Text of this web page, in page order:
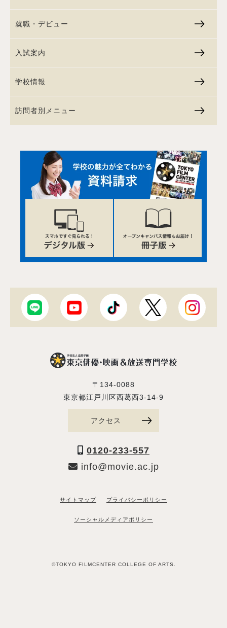
就職・デビュー
入試案内
学校情報
訪問者別メニュー
〒134-0088
東京都江戸川区西葛西3-14-9
アクセス
0120-233-557
info@movie.ac.jp
サイトマップ プライバシーポリシー
ソーシャルメディアポリシー
©TOKYO FILMCENTER COLLEGE OF ARTS.